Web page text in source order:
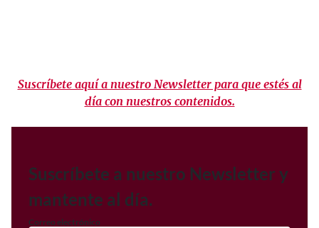
Suscríbete aquí a nuestro Newsletter para que estés al
día con nuestros contenidos.
Suscríbete a nuestro Newsletter y
mantente al día.
Correo electrónico